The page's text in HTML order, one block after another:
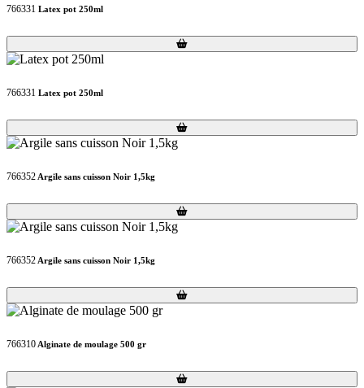
766331 Latex pot 250ml
Loading...
Loading...
766331 Latex pot 250ml
Loading...
Loading...
766352 Argile sans cuisson Noir 1,5kg
Loading...
Loading...
766352 Argile sans cuisson Noir 1,5kg
Loading...
Loading...
766310 Alginate de moulage 500 gr
Loading...
Loading...